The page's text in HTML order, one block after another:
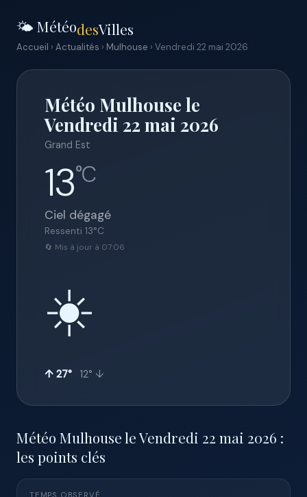
🌤️ MétéodesVilles
Accueil › Actualités › Mulhouse › Vendredi 22 mai 2026
Météo Mulhouse le
Vendredi 22 mai 2026
Grand Est
13°C
Ciel dégagé
Ressenti 13°C
🔄 Mis à jour à 07:06
☀️
↑ 27° 12° ↓
Météo Mulhouse le Vendredi 22 mai 2026 :
les points clés